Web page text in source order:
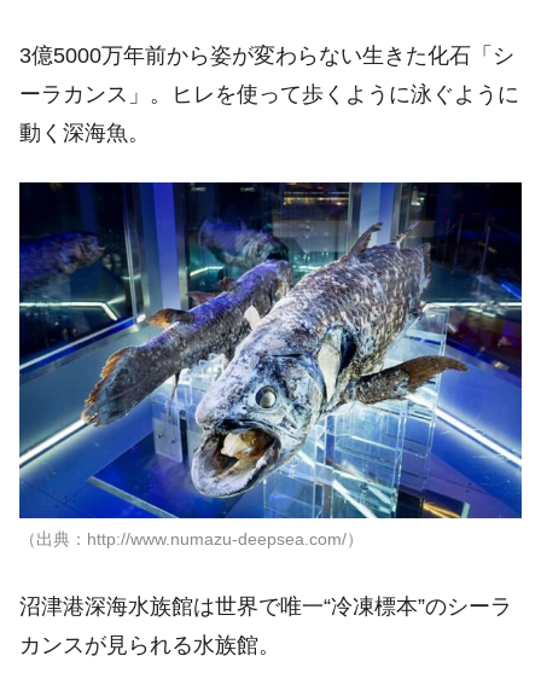
3億5000万年前から姿が変わらない生きた化石「シ
ーラカンス」。ヒレを使って歩くように泳ぐように
動く深海魚。
（出典：http://www.numazu-deepsea.com/）
沼津港深海水族館は世界で唯一“冷凍標本”のシーラ
カンスが見られる水族館。